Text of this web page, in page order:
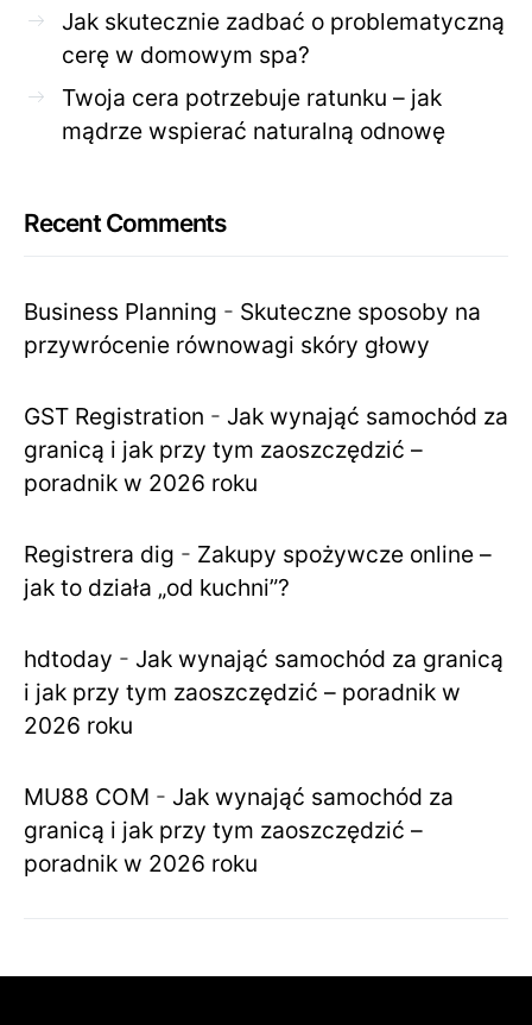
Jak skutecznie zadbać o problematyczną
cerę w domowym spa?
Twoja cera potrzebuje ratunku – jak
mądrze wspierać naturalną odnowę
Recent Comments
Business Planning - Skuteczne sposoby na
przywrócenie równowagi skóry głowy
GST Registration - Jak wynająć samochód za
granicą i jak przy tym zaoszczędzić –
poradnik w 2026 roku
Registrera dig - Zakupy spożywcze online –
jak to działa „od kuchni”?
hdtoday - Jak wynająć samochód za granicą
i jak przy tym zaoszczędzić – poradnik w
2026 roku
MU88 COM - Jak wynająć samochód za
granicą i jak przy tym zaoszczędzić –
poradnik w 2026 roku